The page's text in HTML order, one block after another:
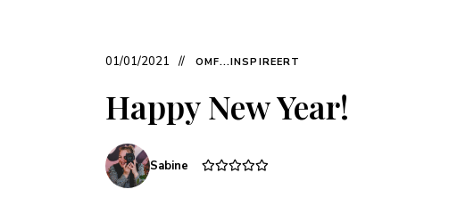
01/01/2021 OMF...INSPIREERT
Happy New Year!
Sabine